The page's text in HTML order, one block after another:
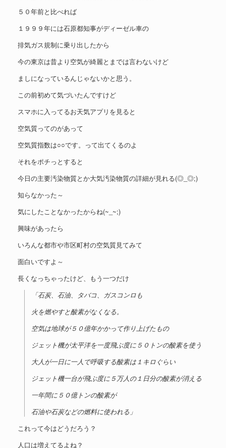
５０年前と比べれば
１９９９年には石原都知事がディーゼル車の
排気ガス規制に乗り出したから
今の東京は昔より空気が綺麗とまでは言わないけど
ましになっているんじゃないかと思う。
この前初めて気づいたんですけど
スマホに入ってるお天気アプリを見ると
空気質ってのがあって
空気質指数は○○です。って出てくるのよ
それをポチっとすると
今日の主要汚染物質とか大気汚染物質の詳細が見れる(◎_◎;)
知らなかった～
気にしたことなかったからね(~_~;)
興味があったら
いろんな都市や市区町村の空気質見てみて
面白いですよ～
長くなっちゃったけど、もう一つだけ
「石炭、石油、タバコ、ガスコンロも
火を燃やすと酸素がなくなる。
空気は地球が５０億年かかって作り上げたもの
ジェット機が太平洋を一度飛ぶ度に５０トンの酸素を使う
大人が一日に一人で呼吸する酸素は１キロぐらい
ジェット機一台が飛ぶ度に５万人の１日分の酸素が消える
一年間に５０億トンの酸素が
石油や石炭などの燃料に使われる」
これって今はどうだろう？
人口は増えてるよね？